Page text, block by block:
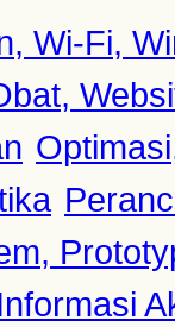
Wi-Fi,